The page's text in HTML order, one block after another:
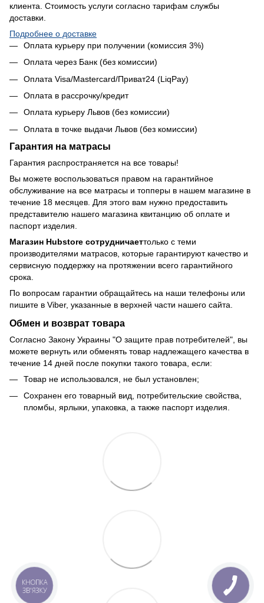
клиента. Стоимость услуги согласно тарифам службы
доставки.
Подробнее о доставке
Оплата курьеру при получении (комиссия 3%)
Оплата через Банк (без комиссии)
Оплата Visa/Mastercard/Приват24 (LiqPay)
Оплата в рассрочку/кредит
Оплата курьеру Львов (без комиссии)
Оплата в точке выдачи Львов (без комиссии)
Гарантия на матрасы
Гарантия распространяется на все товары!
Вы можете воспользоваться правом на гарантийное
обслуживание на все матрасы и топперы в нашем магазине в
течение 18 месяцев. Для этого вам нужно предоставить
представителю нашего магазина квитанцию об оплате и
паспорт изделия.
Магазин Hubstore сотрудничаеттолько с теми
производителями матрасов, которые гарантируют качество и
сервисную поддержку на протяжении всего гарантийного
срока.
По вопросам гарантии обращайтесь на наши телефоны или
пишите в Viber, указанные в верхней части нашего сайта.
Обмен и возврат товара
Согласно Закону Украины "О защите прав потребителей", вы
можете вернуть или обменять товар надлежащего качества в
течение 14 дней после покупки такого товара, если:
Товар не использовался, не был установлен;
Сохранен его товарный вид, потребительские свойства,
пломбы, ярлыки, упаковка, а также паспорт изделия.
КНОПКА
ЗВ'ЯЗКУ